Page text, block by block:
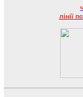
лінії